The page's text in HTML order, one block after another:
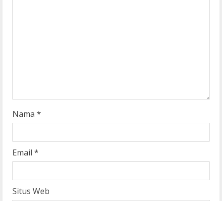
g
Nama *
Email *
Situs Web